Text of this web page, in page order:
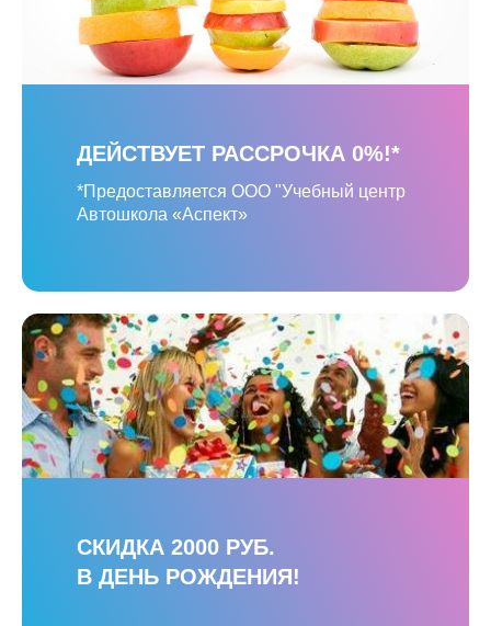
ДЕЙСТВУЕТ РАССРОЧКА 0%!*
*Предоставляется ООО "Учебный центр
Автошкола «Аспект»
СКИДКА 2000 РУБ.
В ДЕНЬ РОЖДЕНИЯ!